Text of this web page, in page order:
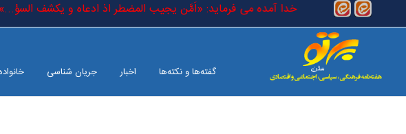
رفتن به محتوای اصلی
(حقیقی) است که در کتاب خدا آمده می فرماید: «اَمَّن یجیب المضطر اذ ادعاه و یکشف السؤ...»
گفته‌ها و نکته‌ها اخبار جریان شناسی